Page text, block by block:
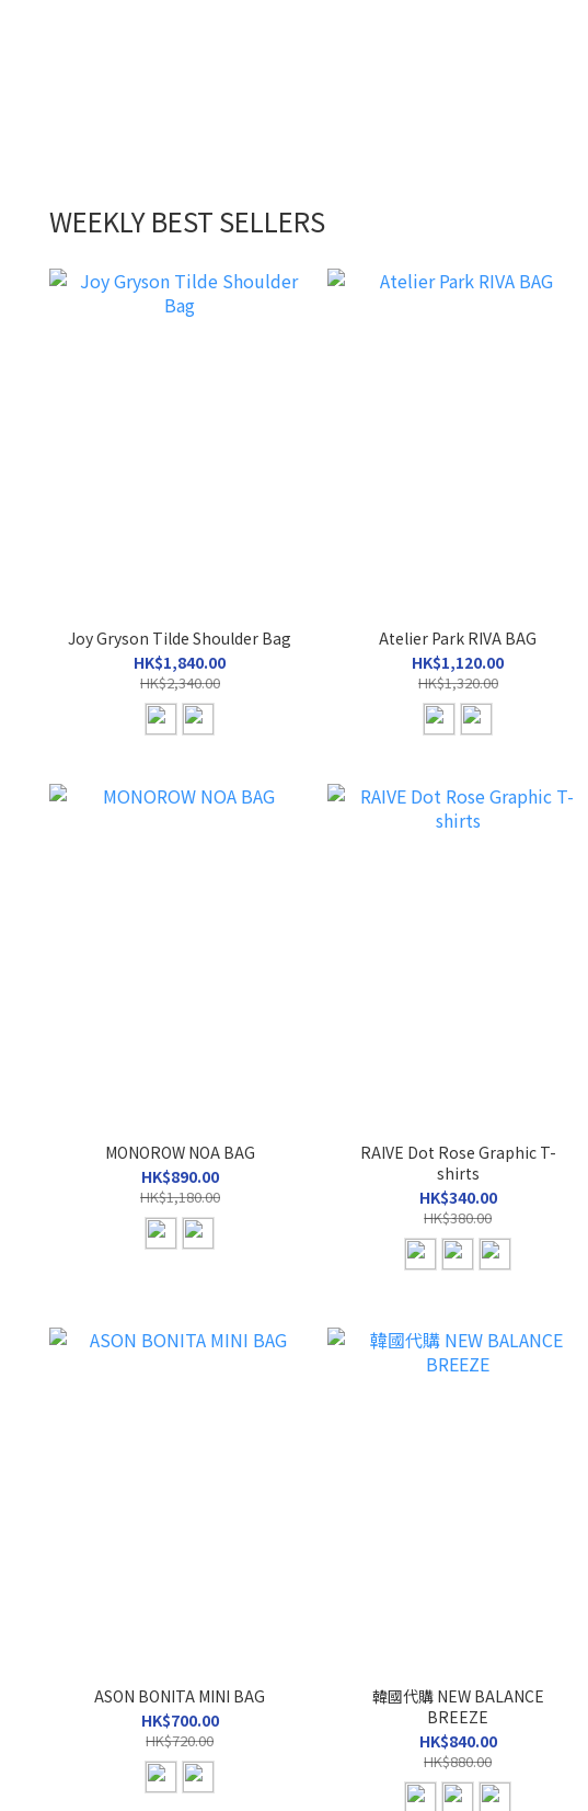
WEEKLY BEST SELLERS
Joy Gryson Tilde Shoulder Bag
HK$1,840.00
HK$2,340.00
Atelier Park RIVA BAG
HK$1,120.00
HK$1,320.00
MONOROW NOA BAG
HK$890.00
HK$1,180.00
RAIVE Dot Rose Graphic T-
shirts
HK$340.00
HK$380.00
ASON BONITA MINI BAG
HK$700.00
HK$720.00
韓國代購 NEW BALANCE
BREEZE
HK$840.00
HK$880.00